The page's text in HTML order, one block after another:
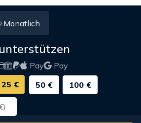
Monatlich
Pay
Pay
25 € 50 € 100 €